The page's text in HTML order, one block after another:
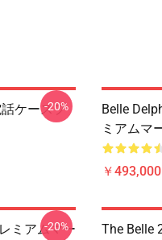
ケースプ
-20%
Belle
ミアムマ
￥
ミアムマー
-20%
The Belle